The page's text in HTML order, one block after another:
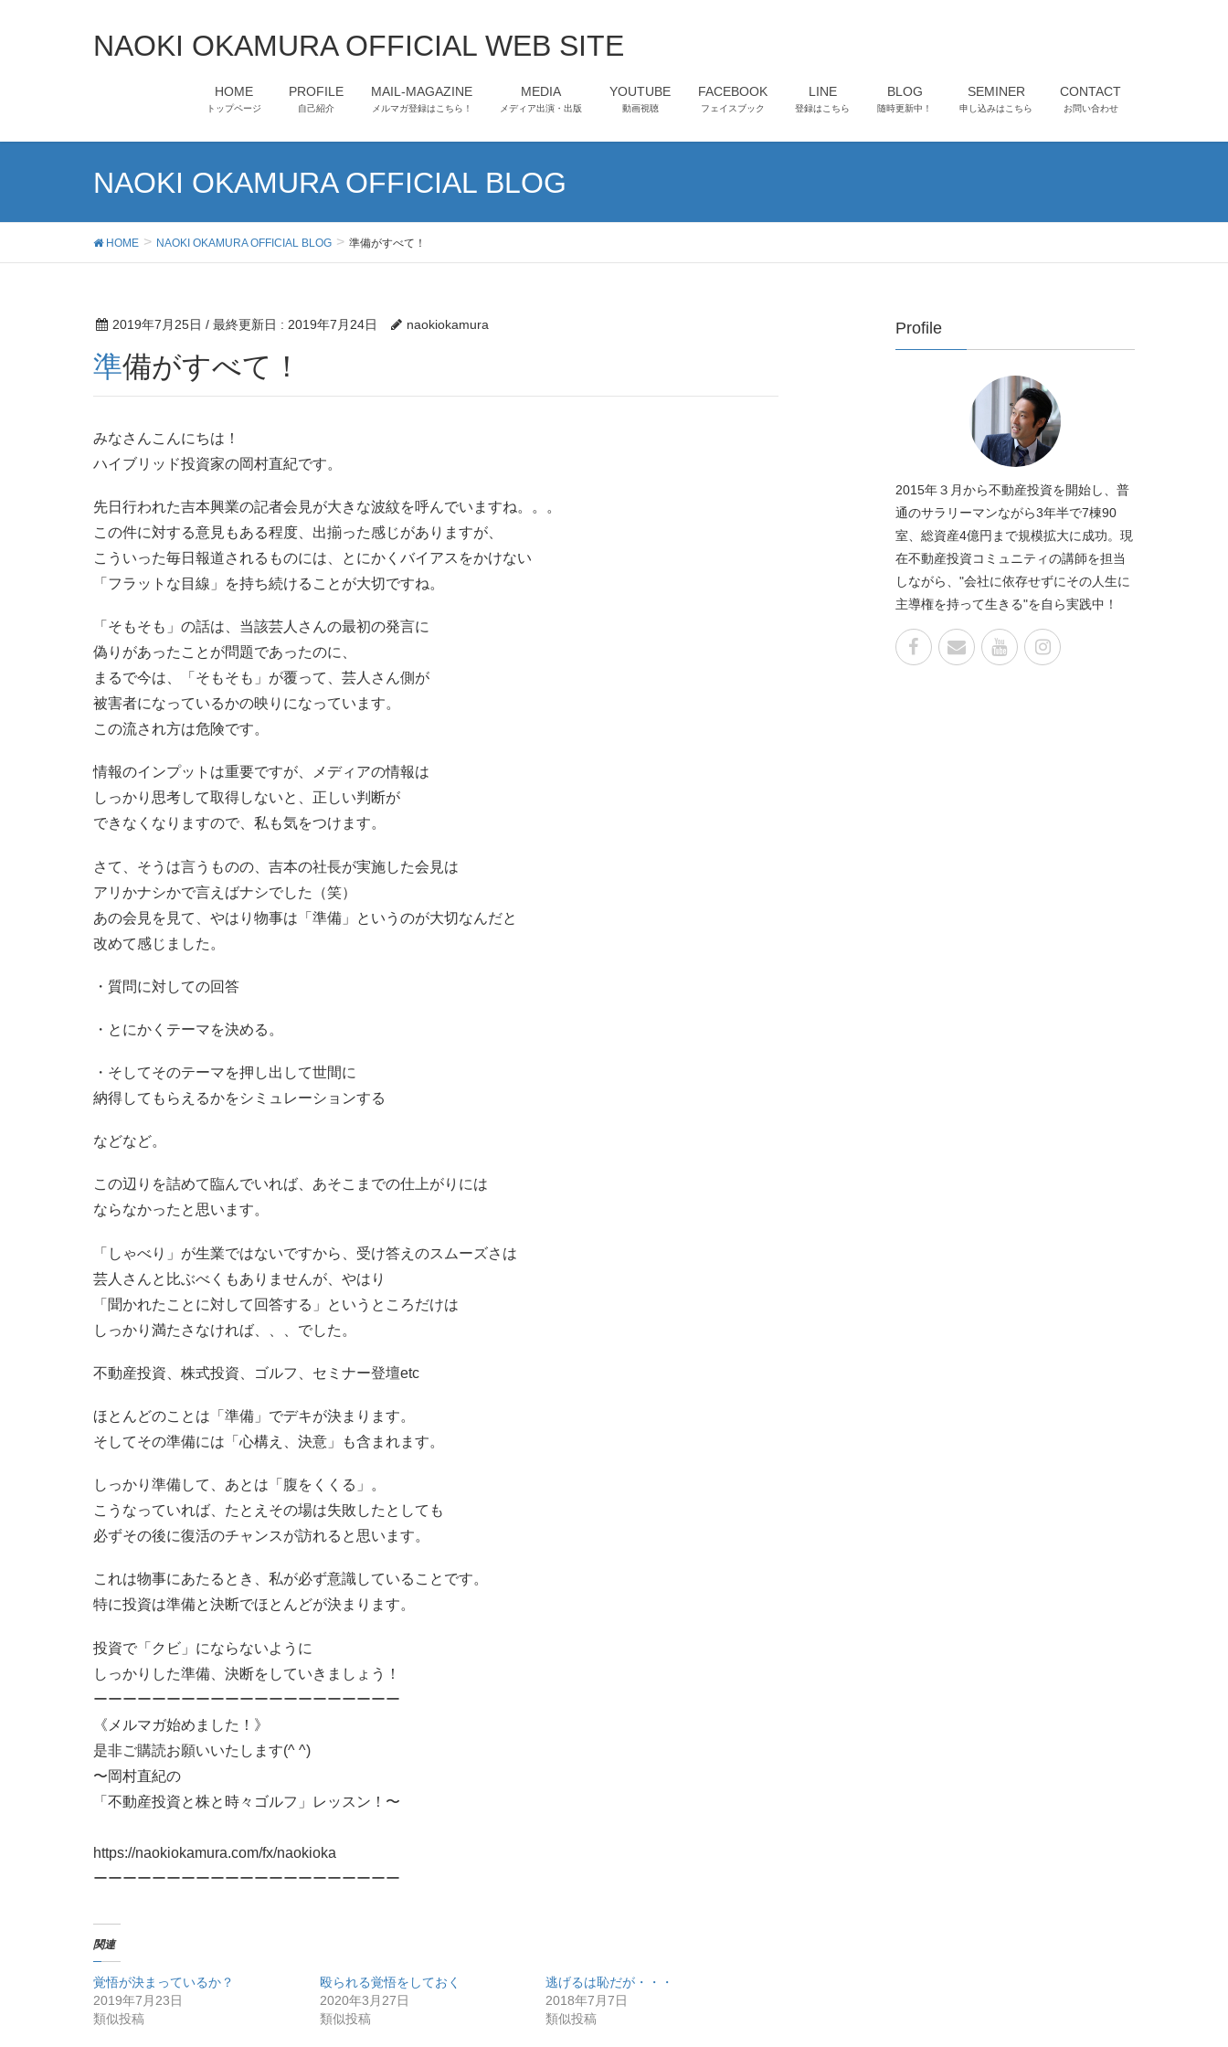
NAOKI OKAMURA OFFICIAL WEB SITE
HOME
トップページ
PROFILE
自己紹介
MAIL-MAGAZINE
メルマガ登録はこちら！
MEDIA
メディア出演・出版
YOUTUBE
動画視聴
FACEBOOK
フェイスブック
LINE
登録はこちら
BLOG
随時更新中！
SEMINER
申し込みはこちら
CONTACT
お問い合わせ
NAOKI OKAMURA OFFICIAL BLOG
HOME NAOKI OKAMURA OFFICIAL BLOG 準備がすべて！
2019年7月25日 / 最終更新日 : 2019年7月24日 naokiokamura
準備がすべて！
みなさんこんにちは！
ハイブリッド投資家の岡村直紀です。
先日行われた吉本興業の記者会見が大きな波紋を呼んでいますね。。。
この件に対する意見もある程度、出揃った感じがありますが、
こういった毎日報道されるものには、とにかくバイアスをかけない
「フラットな目線」を持ち続けることが大切ですね。
「そもそも」の話は、当該芸人さんの最初の発言に
偽りがあったことが問題であったのに、
まるで今は、「そもそも」が覆って、芸人さん側が
被害者になっているかの映りになっています。
この流され方は危険です。
情報のインプットは重要ですが、メディアの情報は
しっかり思考して取得しないと、正しい判断が
できなくなりますので、私も気をつけます。
さて、そうは言うものの、吉本の社長が実施した会見は
アリかナシかで言えばナシでした（笑）
あの会見を見て、やはり物事は「準備」というのが大切なんだと
改めて感じました。
・質問に対しての回答
・とにかくテーマを決める。
・そしてそのテーマを押し出して世間に
納得してもらえるかをシミュレーションする
などなど。
この辺りを詰めて臨んでいれば、あそこまでの仕上がりには
ならなかったと思います。
「しゃべり」が生業ではないですから、受け答えのスムーズさは
芸人さんと比ぶべくもありませんが、やはり
「聞かれたことに対して回答する」というところだけは
しっかり満たさなければ、、、でした。
不動産投資、株式投資、ゴルフ、セミナー登壇etc
ほとんどのことは「準備」でデキが決まります。
そしてその準備には「心構え、決意」も含まれます。
しっかり準備して、あとは「腹をくくる」。
こうなっていれば、たとえその場は失敗したとしても
必ずその後に復活のチャンスが訪れると思います。
これは物事にあたるとき、私が必ず意識していることです。
特に投資は準備と決断でほとんどが決まります。
投資で「クビ」にならないように
しっかりした準備、決断をしていきましょう！
ーーーーーーーーーーーーーーーーーーーーー
《メルマガ始めました！》
是非ご購読お願いいたします(^ ^)
〜岡村直紀の
「不動産投資と株と時々ゴルフ」レッスン！〜
https://naokiokamura.com/fx/naokioka
ーーーーーーーーーーーーーーーーーーーーー
関連
覚悟が決まっているか？
2019年7月23日
類似投稿
殴られる覚悟をしておく
2020年3月27日
類似投稿
逃げるは恥だが・・・
2018年7月7日
類似投稿
Profile
2015年３月から不動産投資を開始し、普
通のサラリーマンながら3年半で7棟90
室、総資産4億円まで規模拡大に成功。現
在不動産投資コミュニティの講師を担当
しながら、"会社に依存せずにその人生に
主導権を持って生きる"を自ら実践中！